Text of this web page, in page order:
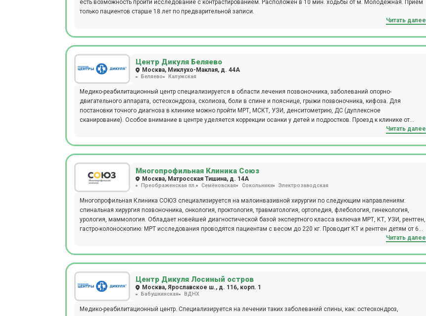
есть возможность пройти исследование с контрастированием. Расположен в 10 мин. ходьбы от м. Молодежная. Прием
только пациентов старше 18 лет по предварительной записи.
Читать далее
Центр Дикуля Беляево
Москва, Миклухо-Маклая, д. 44А
Беляево Калужская
Медико-реабилитационный центр специализируется в области лечения позвоночника, заболеваний опорно-
двигательного аппарата, остеохондроза, сколиоза, боли в спине и пояснице, грыжи позвоночника, кифоза. Для
постановки точного диагноза в клинике можно пройти МРТ, МСКТ, УЗИ, денситометрию, ДС (дуплексное
сканирование). Особое внимание в центре уделяется коррекции осанки у детей и подростков. Проезд к клинике от
Читать далее
Многопрофильная Клиника Союз
Москва, Матросская Тишина, д. 14А
Преображенская пл. Семёновская Сокольники Электрозаводская
Многопрофильная Клиника СОЮЗ специализируется на малоинвазивной хирургии по следующим направлениям:
спинальная хирургия позвоночника, онкология, проктология, травматология, ортопедия, флебология, гинекология,
урология, маммология. Обладает новейшей диагностической базой экспертного класса включая МРТ, КТ, УЗИ, рентген,
гастро-колоноскопию. МРТ исследования проводятся пациентам с весом до 220 кг. Проводит КТ и рентген детям от 6
лет. При проведении КТ и рентгена детям необходимо направление от врача. При проведении МРТ исследований под
время с колл-центром клиники по телефону.
Читать далее
Центр Дикуля Лосиный остров
Москва, Ярославское ш., д. 116, корп. 1
Бабушкинская ВДНХ
Медико-реабилитационный центр. Специализируется на лечении таких заболеваний спины, как: остеохондроз,